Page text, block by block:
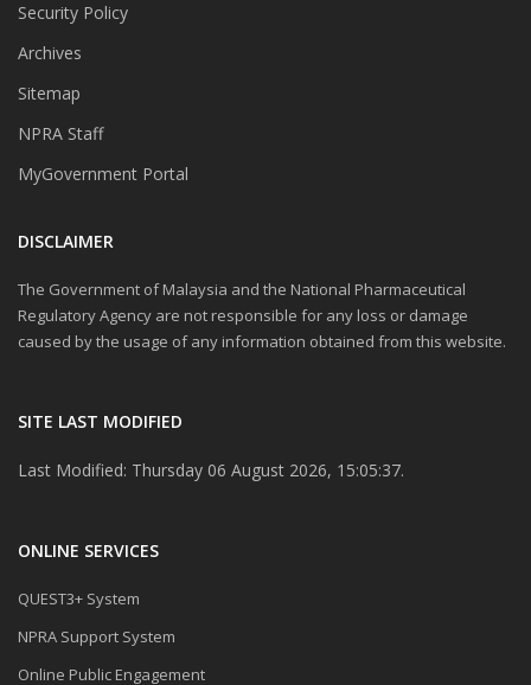
Security Policy
Archives
Sitemap
NPRA Staff
MyGovernment Portal
DISCLAIMER
The Government of Malaysia and the National Pharmaceutical
Regulatory Agency are not responsible for any loss or damage
caused by the usage of any information obtained from this website.
SITE LAST MODIFIED
Last Modified: Thursday 06 August 2026, 15:05:37.
ONLINE SERVICES
QUEST3+ System
NPRA Support System
Online Public Engagement